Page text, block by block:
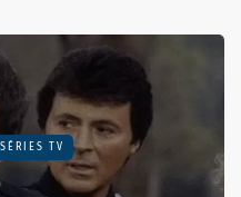
SÉRIES TV